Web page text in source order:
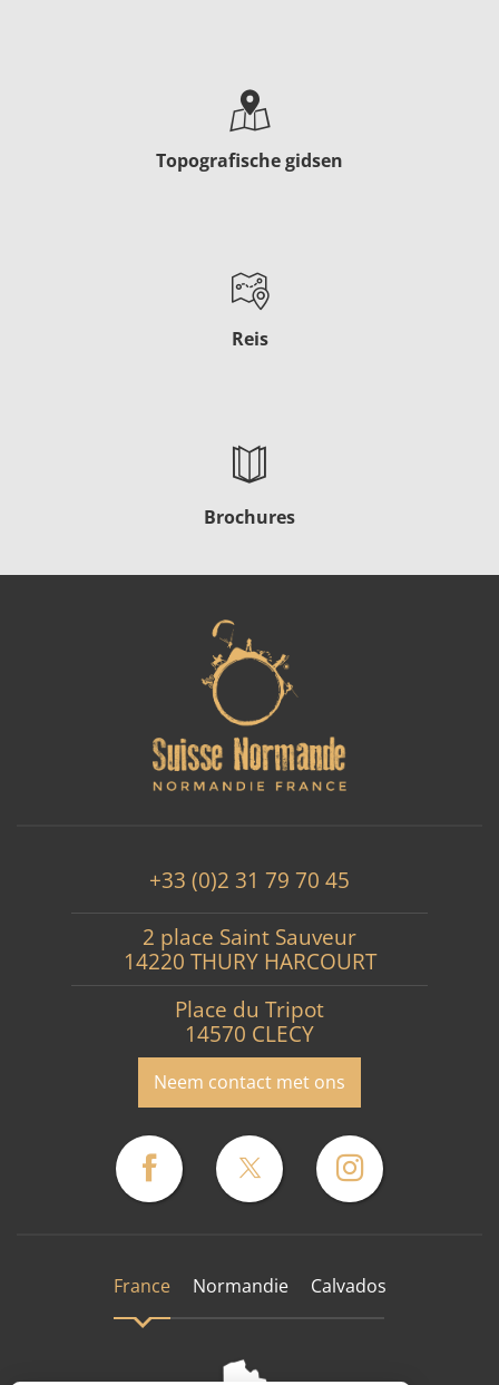
Topografische gidsen
Reis
Brochures
+33 (0)2 31 79 70 45
2 place Saint Sauveur
14220 THURY HARCOURT
Place du Tripot
14570 CLECY
Neem contact met ons
France Normandie Calvados